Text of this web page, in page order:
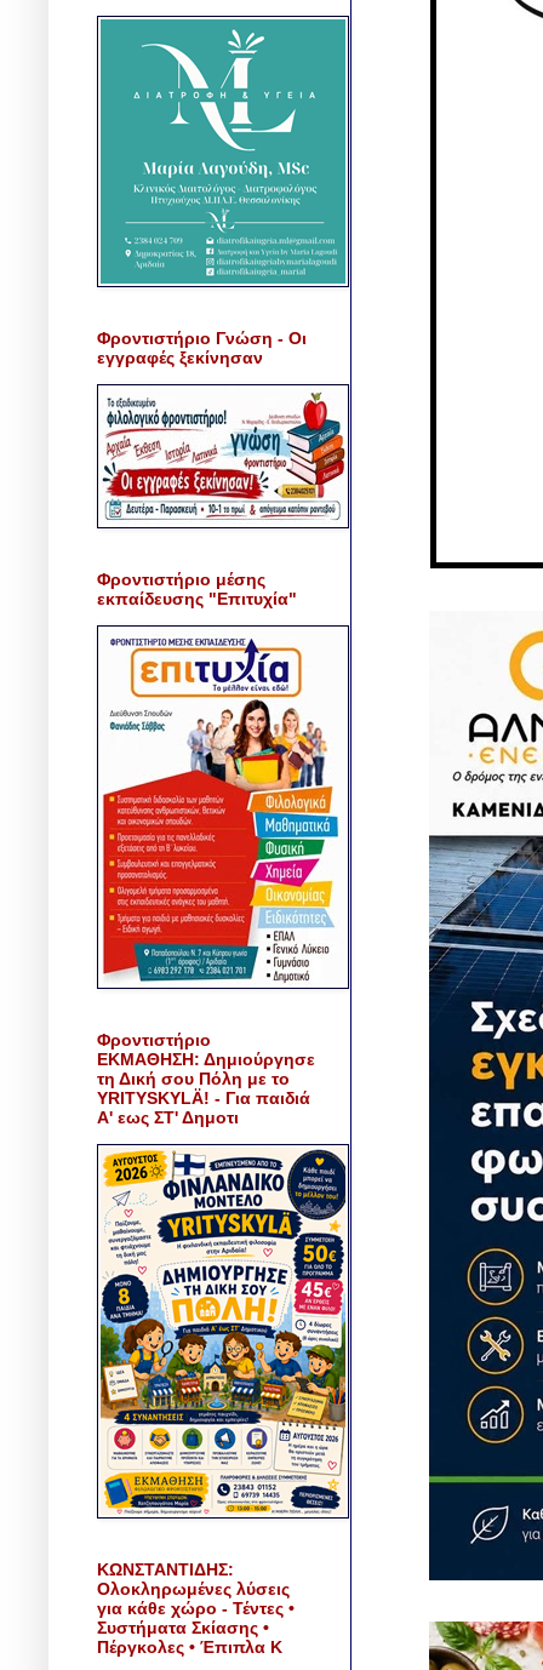
Φροντιστήριο Γνώση - Οι
εγγραφές ξεκίνησαν
Φροντιστήριο μέσης
εκπαίδευσης "Επιτυχία"
Φροντιστήριο
ΕΚΜΑΘΗΣΗ: Δημιούργησε
τη Δική σου Πόλη με το
YRITYSKYLÄ! - Για παιδιά
Α' εως ΣΤ' Δημοτι
ΚΩΝΣΤΑΝΤΙΔΗΣ:
Ολοκληρωμένες λύσεις
για κάθε χώρο - Τέντες •
Συστήματα Σκίασης •
Πέργκολες • Έπιπλα Κ